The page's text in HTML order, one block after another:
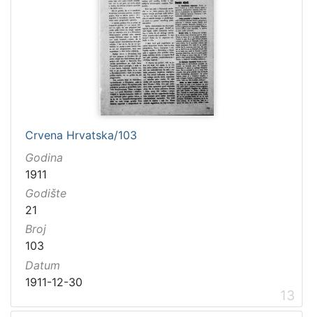
Crvena Hrvatska/103
Godina
1911
Godište
21
Broj
103
Datum
1911-12-30
13